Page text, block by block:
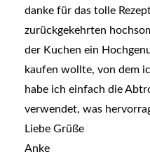
danke für das tolle
zurückgekehrten
der Kuchen ein
kaufen wollte, von dem
habe ich einfach die
verwendet, was
Liebe Grüße
Anke